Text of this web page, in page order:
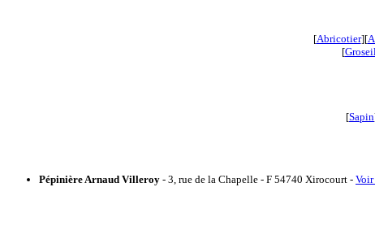
[Abricotier][
[
[Sapin
Pépinière Arnaud Villeroy - 3, rue de la Chapelle - F 54740 Xirocourt -